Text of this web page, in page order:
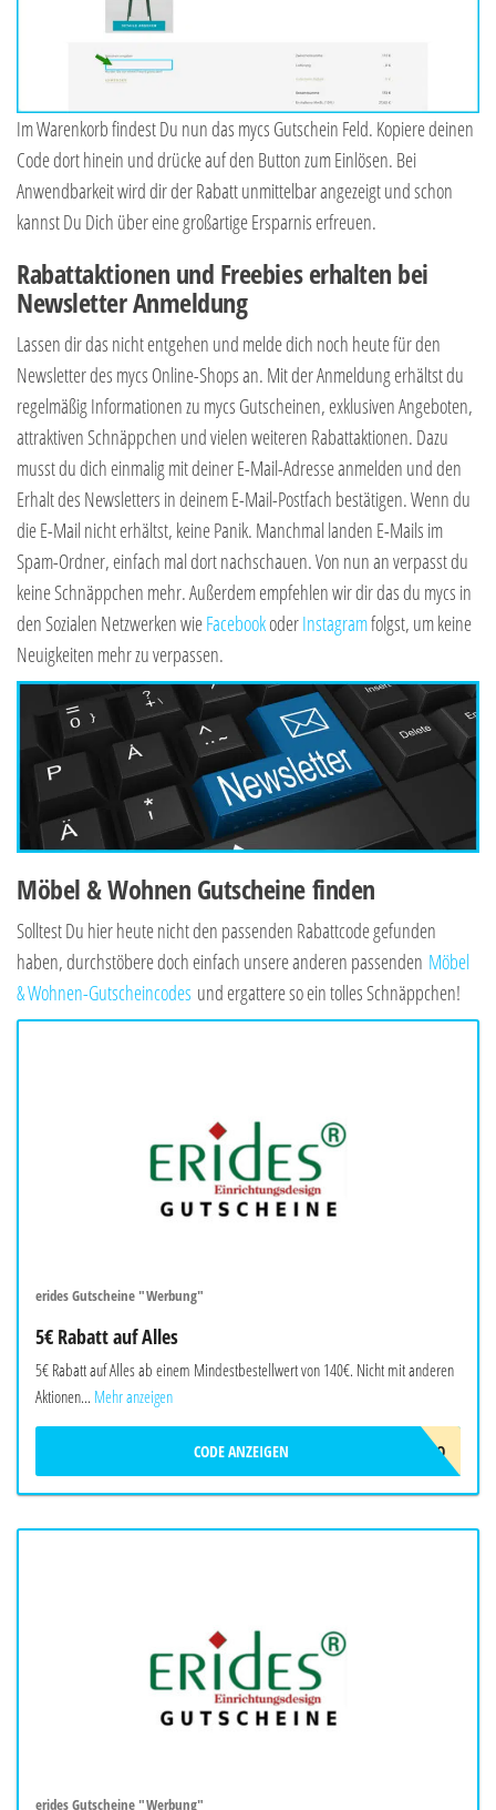
Im Warenkorb findest Du nun das mycs Gutschein Feld. Kopiere deinen
Code dort hinein und drücke auf den Button zum Einlösen. Bei
Anwendbarkeit wird dir der Rabatt unmittelbar angezeigt und schon
kannst Du Dich über eine großartige Ersparnis erfreuen.
Rabattaktionen und Freebies erhalten bei
Newsletter Anmeldung
Lassen dir das nicht entgehen und melde dich noch heute für den
Newsletter des mycs Online-Shops an. Mit der Anmeldung erhältst du
regelmäßig Informationen zu mycs Gutscheinen, exklusiven Angeboten,
attraktiven Schnäppchen und vielen weiteren Rabattaktionen. Dazu
musst du dich einmalig mit deiner E-Mail-Adresse anmelden und den
Erhalt des Newsletters in deinem E-Mail-Postfach bestätigen. Wenn du
die E-Mail nicht erhältst, keine Panik. Manchmal landen E-Mails im
Spam-Ordner, einfach mal dort nachschauen. Von nun an verpasst du
keine Schnäppchen mehr. Außerdem empfehlen wir dir das du mycs in
den Sozialen Netzwerken wieFacebookoderInstagramfolgst, um keine
Neuigkeiten mehr zu verpassen.
Möbel & Wohnen Gutscheine finden
Solltest Du hier heute nicht den passenden Rabattcode gefunden
haben, durchstöbere doch einfach unsere anderen passenden Möbel
& Wohnen-Gutscheincodes und ergattere so ein tolles Schnäppchen!
erides Gutscheine "Werbung"
5€ Rabatt auf Alles
5€ Rabatt auf Alles ab einem Mindestbestellwert von 140€. Nicht mit anderen
Aktionen... Mehr anzeigen
ERIDES-5EURO
CODE ANZEIGEN
erides Gutscheine "Werbung"